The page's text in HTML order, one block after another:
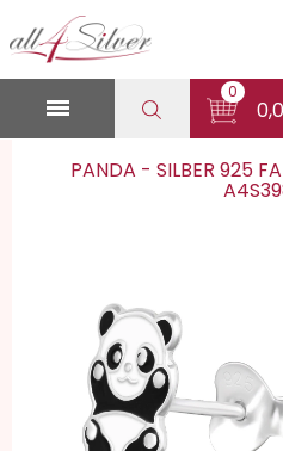

0
PANDA - SILBER 925